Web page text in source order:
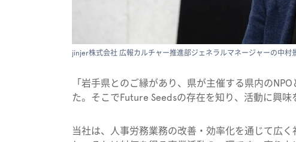
jinjer株式会社 広報カルチャー推進部ジェネラルマネージャーの中村
「岩手県とのご縁があり、県が主催する県内の
た。そこで​Future Seedsの存在を知り、活動に興味
当社は、人事労務業務の改善・効率化を通じて広